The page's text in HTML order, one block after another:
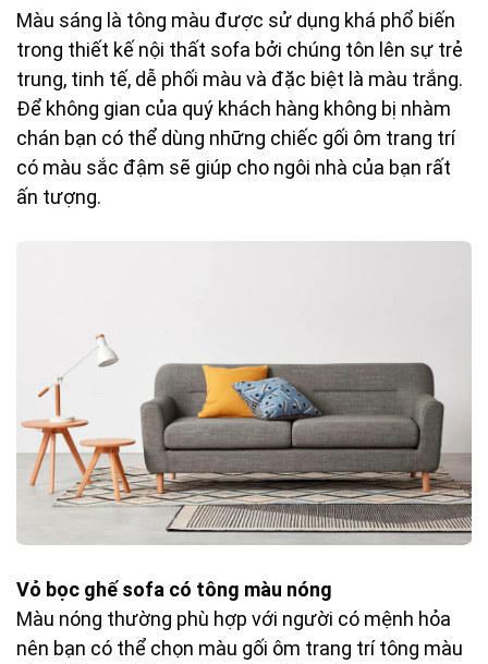
Màu sáng là tông màu được sử dụng khá phổ biến
trong thiết kế nội thất sofa bởi chúng tôn lên sự trẻ
trung, tinh tế, dễ phối màu và đặc biệt là màu trắng.
Để không gian của quý khách hàng không bị nhàm
chán bạn có thể dùng những chiếc gối ôm trang trí
có màu sắc đậm sẽ giúp cho ngôi nhà của bạn rất
ấn tượng.
Vỏ bọc ghế sofa có tông màu nóng
Màu nóng thường phù hợp với người có mệnh hỏa
nên bạn có thể chọn màu gối ôm trang trí tông màu